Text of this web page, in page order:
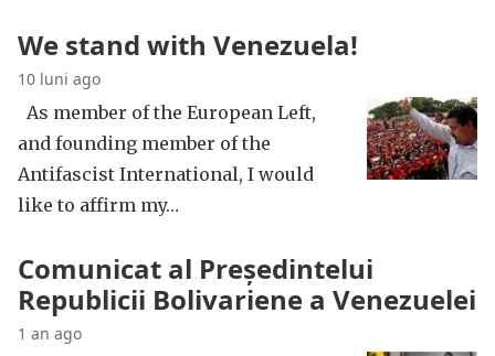
We stand with Venezuela!
10 luni ago
As member of the European Left,
and founding member of the
Antifascist International, I would
like to affirm my…
Comunicat al Președintelui
Republicii Bolivariene a Venezuelei
1 an ago